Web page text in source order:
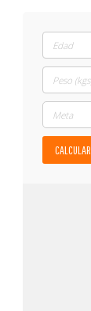
CALCULAR